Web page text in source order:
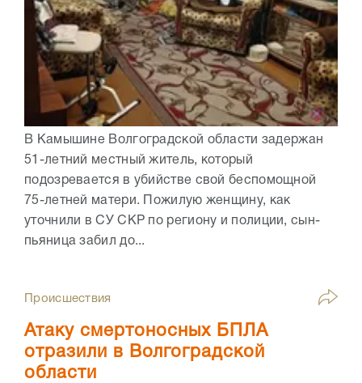
В Камышине Волгоградской области задержан
51-летний местный житель, который
подозревается в убийстве свой беспомощной
75-летней матери. Пожилую женщину, как
уточнили в СУ СКР по региону и полиции, сын-
пьяница забил до...
Происшествия
Атаку смертоносных БПЛА
отразили в Волгоградской
области